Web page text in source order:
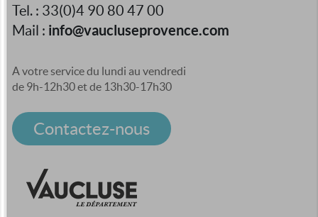
Tel. : 33(0)4 90 80 47 00
Mail : info@vaucluseprovence.com
A votre service du lundi au vendredi
de 9h-12h30 et de 13h30-17h30
Contactez-nous